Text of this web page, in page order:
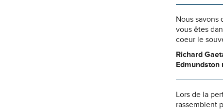
Nous savons
vous êtes
coeur le
Richard
Edmundston
Lors de la
rassemblent